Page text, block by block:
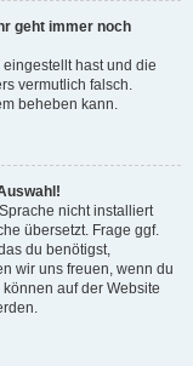
geht immer noch
hast und die
vermutlich falsch.
beheben kann.
nicht installiert
übersetzt. Frage ggf.
du benötigst,
wir uns freuen, wenn du
auf der Website